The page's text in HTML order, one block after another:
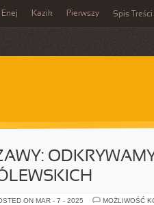
Enej Kazik Pierwszy Spis Treści
ON MAR - 7 - 2025
MOŻLIWOŚĆ